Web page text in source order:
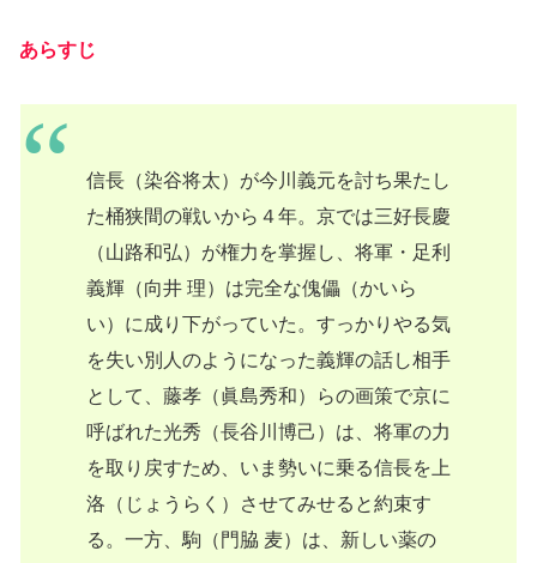
あらすじ
信長（染谷将太）が今川義元を討ち果たし
た桶狭間の戦いから４年。京では三好長慶
（山路和弘）が権力を掌握し、将軍・足利
義輝（向井 理）は完全な傀儡（かいら
い）に成り下がっていた。すっかりやる気
を失い別人のようになった義輝の話し相手
として、藤孝（眞島秀和）らの画策で京に
呼ばれた光秀（長谷川博己）は、将軍の力
を取り戻すため、いま勢いに乗る信長を上
洛（じょうらく）させてみせると約束す
る。一方、駒（門脇 麦）は、新しい薬の